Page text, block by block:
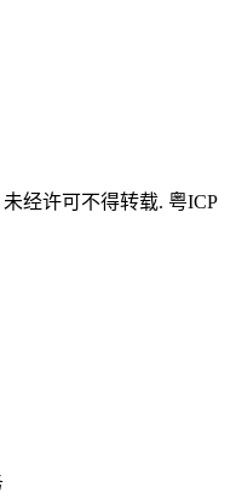
经许可不得转载. 粤ICP